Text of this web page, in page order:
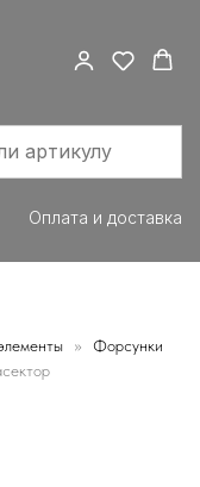
Оплата и доставка
Форсунки